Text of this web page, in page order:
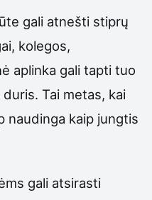
gali atnešti stiprų
kolegos,
aplinka gali tapti tuo
Tai metas, kai
naudinga kaip jungtis
gali atsirasti